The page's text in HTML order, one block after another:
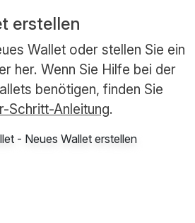
erstellen
Wallet oder stellen Sie ein
her. Wenn Sie Hilfe bei der
benötigen, finden Sie
Schritt-Anleitung.